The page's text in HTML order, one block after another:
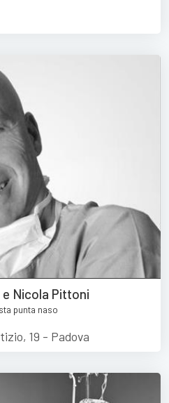
Nicola Pittoni
punta naso
19 - Padova